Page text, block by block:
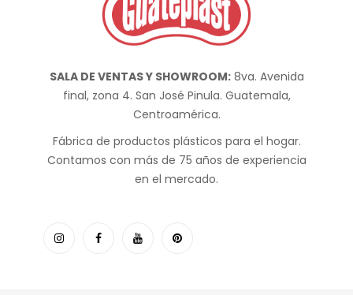
SALA DE VENTAS Y SHOWROOM:8va. Avenida
final, zona 4. San José Pinula. Guatemala,
Centroamérica.
Fábrica de productos plásticos para el hogar.
Contamos con más de 75 años de experiencia
en el mercado.